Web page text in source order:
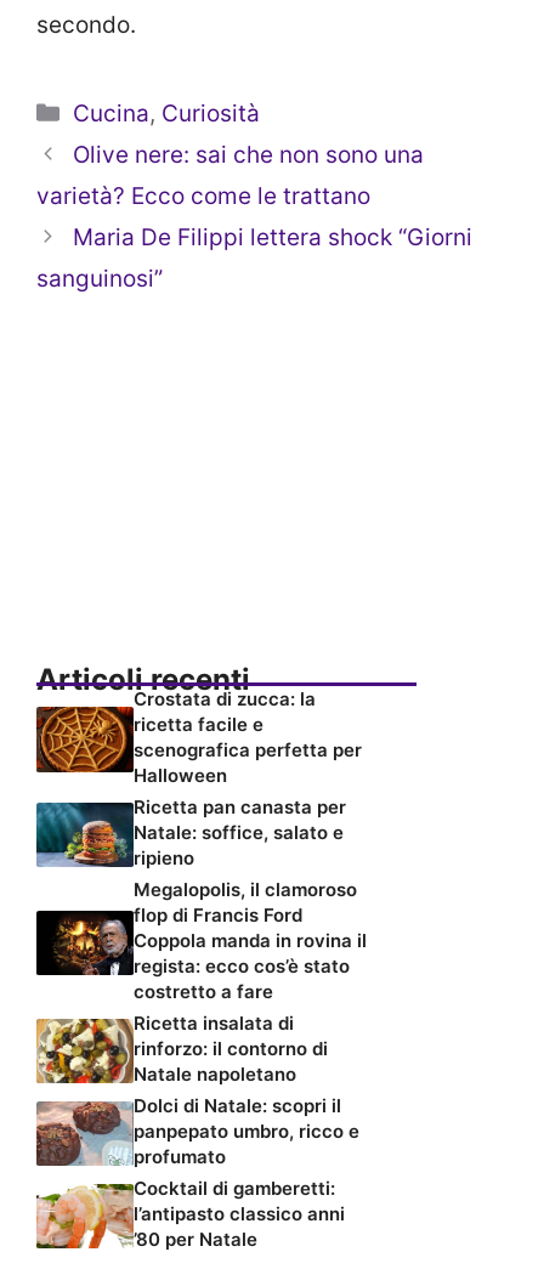
secondo.
Categorie
Cucina, Curiosità
Olive nere: sai che non sono una
varietà? Ecco come le trattano
Maria De Filippi lettera shock “Giorni
sanguinosi”
Articoli recenti
Crostata di zucca: la
ricetta facile e
scenografica perfetta per
Halloween
Ricetta pan canasta per
Natale: soffice, salato e
ripieno
Megalopolis, il clamoroso
flop di Francis Ford
Coppola manda in rovina il
regista: ecco cos’è stato
costretto a fare
Ricetta insalata di
rinforzo: il contorno di
Natale napoletano
Dolci di Natale: scopri il
panpepato umbro, ricco e
profumato
Cocktail di gamberetti:
l’antipasto classico anni
’80 per Natale